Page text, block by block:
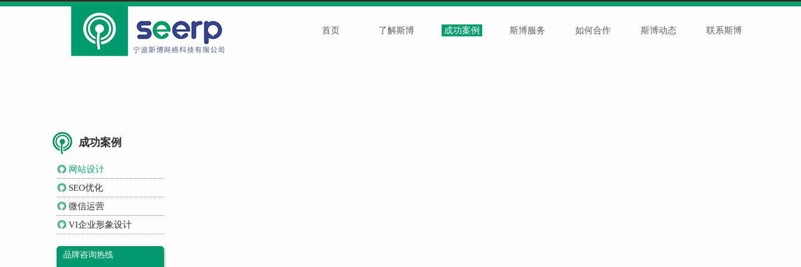
首页 了解斯博 成功案例 斯博服务 如何合作 斯博动态 联系斯博
成功案例
网站设计
SEO优化
微信运营
VI企业形象设计
品牌咨询热线